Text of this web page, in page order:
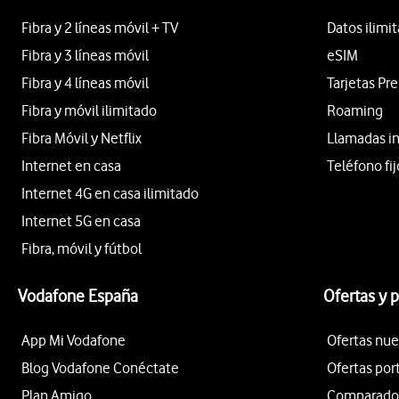
Fibra y 2 líneas móvil + TV
Fibra y 3 líneas móvil
Fibra y 4 líneas móvil
Fibra y móvil ilimitado
Fibra Móvil y Netflix
Internet en casa
Internet 4G en casa ilimitado
Internet 5G en casa
Fibra, móvil y fútbol
Datos
eSIM
Tarjetas
Roaming
Llamadas
Teléfono
Vodafone España
App Mi Vodafone
Blog Vodafone Conéctate
Plan Amigo
Ofertas y
Ofertas
Ofertas